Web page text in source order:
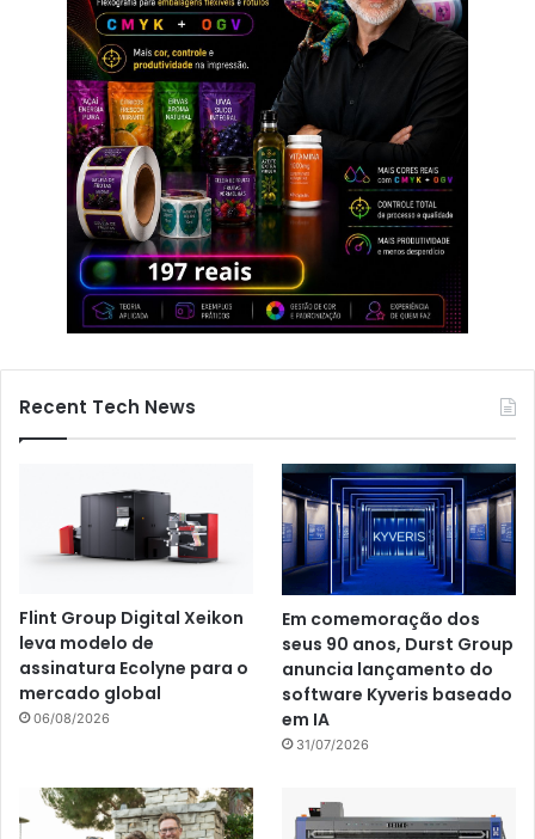
Recent Tech News
Flint Group Digital Xeikon
leva modelo de
assinatura Ecolyne para o
mercado global
06/08/2026
Em comemoração dos
seus 90 anos, Durst Group
anuncia lançamento do
software Kyveris baseado
em IA
31/07/2026